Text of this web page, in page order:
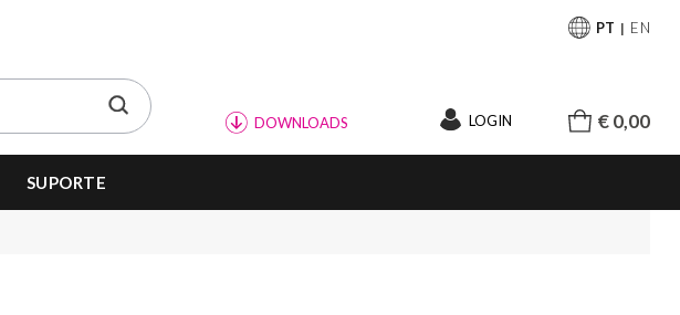
PT EN
DOWNLOADS LOGIN € 0,00
SUPORTE